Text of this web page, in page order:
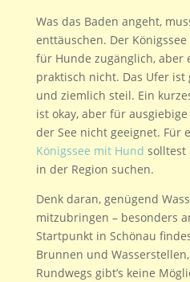
Was das Baden angeht,
enttäuschen. Der
für Hunde zugänglich, aber
praktisch nicht. Das Ufer
und ziemlich steil. Ein
ist okay, aber für
der See nicht geeignet. Für
Königssee mit Hund solltest
in der Region suchen.
Denk daran, genügend
mitzubringen – besonders
Startpunkt in Schönau
Brunnen und
Rundwegs gibt’s keine